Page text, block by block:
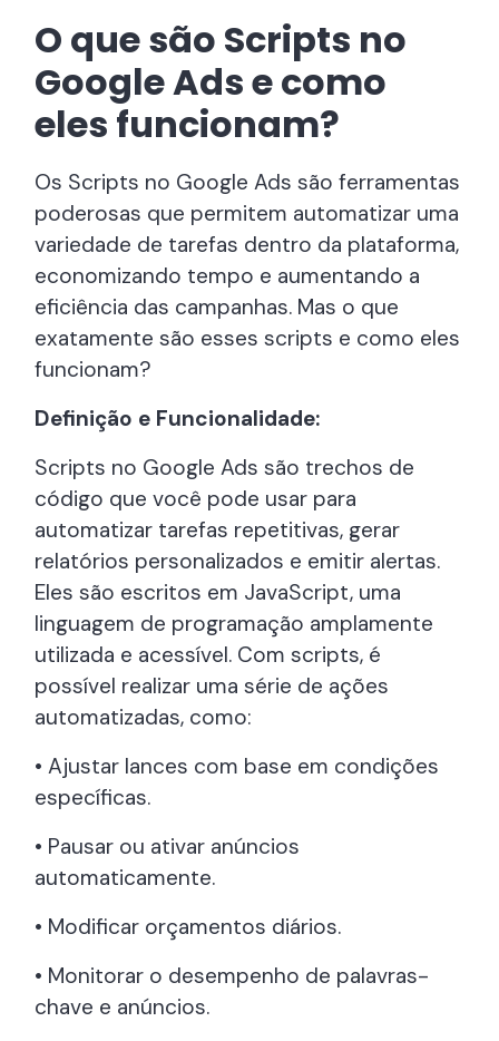
O que são Scripts no
Google Ads e como
eles funcionam?
Os Scripts no Google Ads são ferramentas
poderosas que permitem automatizar uma
variedade de tarefas dentro da plataforma,
economizando tempo e aumentando a
eficiência das campanhas. Mas o que
exatamente são esses scripts e como eles
funcionam?
Definição e Funcionalidade:
Scripts no Google Ads são trechos de
código que você pode usar para
automatizar tarefas repetitivas, gerar
relatórios personalizados e emitir alertas.
Eles são escritos em JavaScript, uma
linguagem de programação amplamente
utilizada e acessível. Com scripts, é
possível realizar uma série de ações
automatizadas, como:
• Ajustar lances com base em condições
específicas.
• Pausar ou ativar anúncios
automaticamente.
• Modificar orçamentos diários.
• Monitorar o desempenho de palavras-
chave e anúncios.